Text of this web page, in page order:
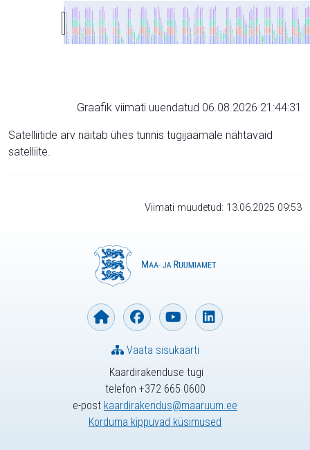
Graafik viimati uuendatud 06.08.2026 21:44:31
Satelliitide arv näitab ühes tunnis tugijaamale nähtavaid
satelliite.
Viimati muudetud: 13.06.2025 09:53
Kaardirakenduse tugi
telefon +372 665 0600
e-post kaardirakendus@maaruum.ee
Korduma kippuvad küsimused
Vaata sisukaarti